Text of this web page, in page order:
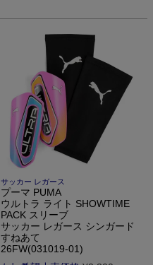
サッカー レガース
プーマ PUMA
ウルトラ ライト SHOWTIME
PACK スリーブ
サッカー レガース シンガード
すねあて
26FW(031019-01)